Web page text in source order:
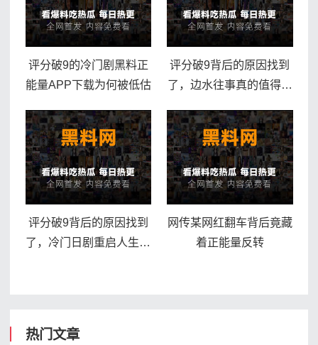
评分破9的冷门剧黑料正
能量APP下载为何被低估
评分破9背后的原因找到
了，边水往事真的值得熬
评分破9背后的原因找到
了，冷门日剧重启人生为
网传某网红翻车背后竟藏
着正能量反转
热门文章